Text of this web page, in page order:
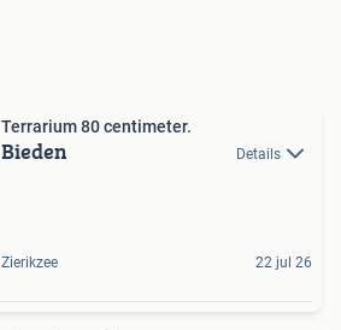
Terrarium 80 centimeter.
Bieden Details
Zierikzee 22 jul 26